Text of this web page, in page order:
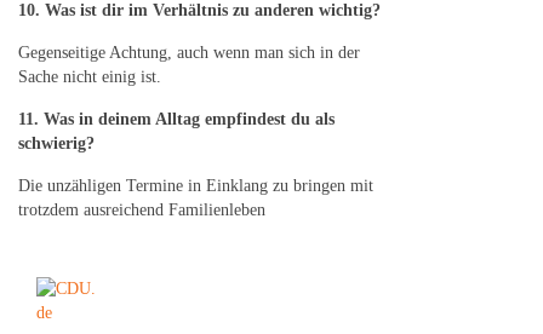
10. Was ist dir im Verhältnis zu anderen wichtig?
Gegenseitige Achtung, auch wenn man sich in der
Sache nicht einig ist.
11. Was in deinem Alltag empfindest du als
schwierig?
Die unzähligen Termine in Einklang zu bringen mit
trotzdem ausreichend Familienleben